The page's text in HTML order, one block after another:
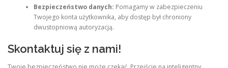
Bezpieczeństwo danych: Pomagamy w zabezpieczeniu
Twojego konta użytkownika, aby dostęp był chroniony
dwustopniową autoryzacją.
Skontaktuj się z nami!